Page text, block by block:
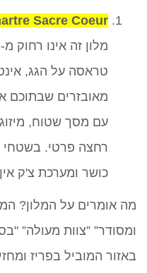
Sacre Coeur
טראסה על הגג,
מאובזרים שבתוכם
עם מסך שטוח,
רחצה פרטי. בשטחי
כושר ומערכת צ'ק
מה אומרים על המלון?
ומסודר” ”צוות מעולה” "